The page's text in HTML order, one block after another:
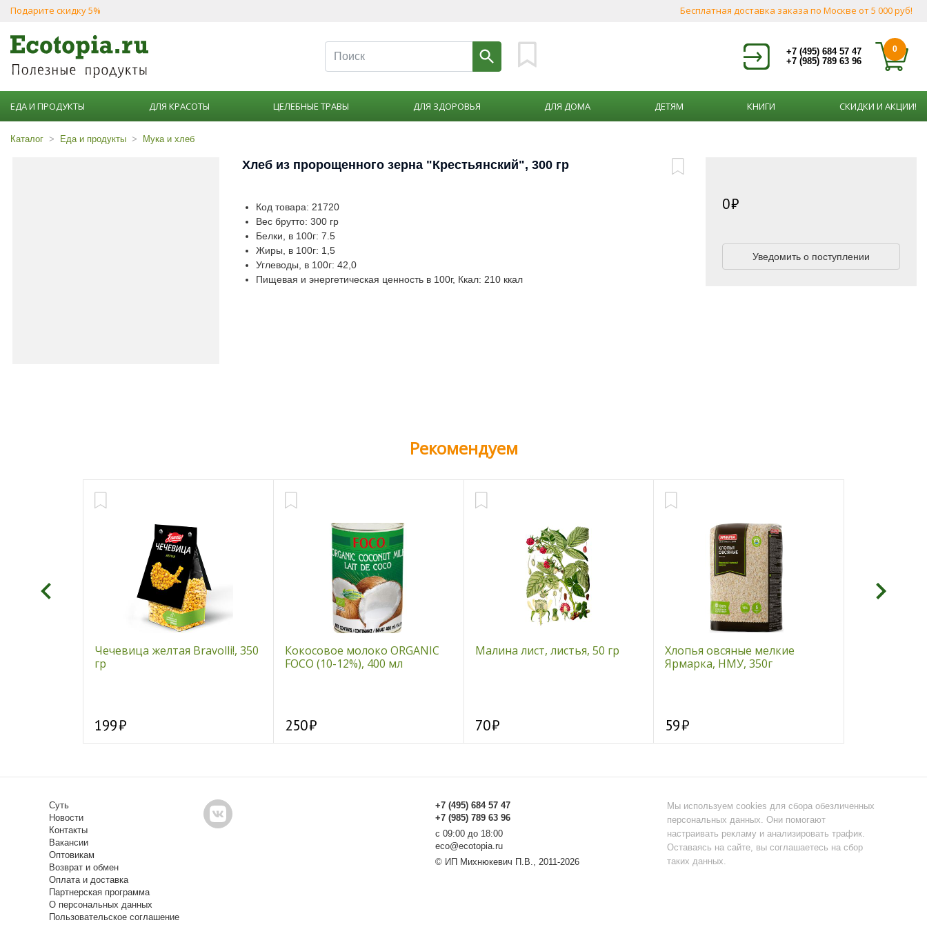
Подарите скидку 5% Бесплатная доставка заказа по Москве от 5 000 руб!
+7 (495) 684 57 47
+7 (985) 789 63 96
0
ЕДА И ПРОДУКТЫ ДЛЯ КРАСОТЫ ЦЕЛЕБНЫЕ ТРАВЫ ДЛЯ ЗДОРОВЬЯ ДЛЯ ДОМА ДЕТЯМ КНИГИ СКИДКИ И АКЦИИ!
Каталог Еда и продукты Мука и хлеб
Хлеб из пророщенного зерна "Крестьянский", 300 гр
Код товара: 21720
Вес брутто: 300 гр
Белки, в 100г: 7.5
Жиры, в 100г: 1,5
Углеводы, в 100г: 42,0
Пищевая и энергетическая ценность в 100г, Ккал: 210 ккал
0
Уведомить о поступлении
Рекомендуем
Чечевица желтая Bravolli!, 350
гр
199
Кокосовое молоко ORGANIC
FOCO (10-12%), 400 мл
250
Малина лист, листья, 50 гр
70
Хлопья овсяные мелкие
Ярмарка, НМУ, 350г
59
Суть
Новости
Контакты
Вакансии
Оптовикам
Возврат и обмен
Оплата и доставка
Партнерская программа
О персональных данных
Пользовательское соглашение
+7 (495) 684 57 47
+7 (985) 789 63 96
с 09:00 до 18:00
eco@ecotopia.ru
© ИП Михнюкевич П.В., 2011-2026
Мы используем cookies для сбора обезличенных
персональных данных. Они помогают
настраивать рекламу и анализировать трафик.
Оставаясь на сайте, вы соглашаетесь на сбор
таких данных.